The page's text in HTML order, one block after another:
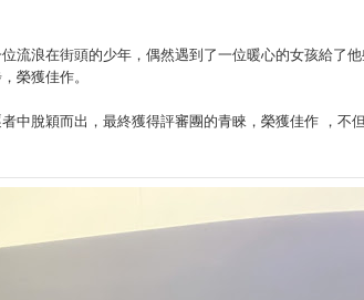
流浪在街頭的少年，偶然遇到了一位暖心的女孩給了
榮獲佳作。
中脫穎而出，最終獲得評審團的青睞，榮獲佳作 ，不